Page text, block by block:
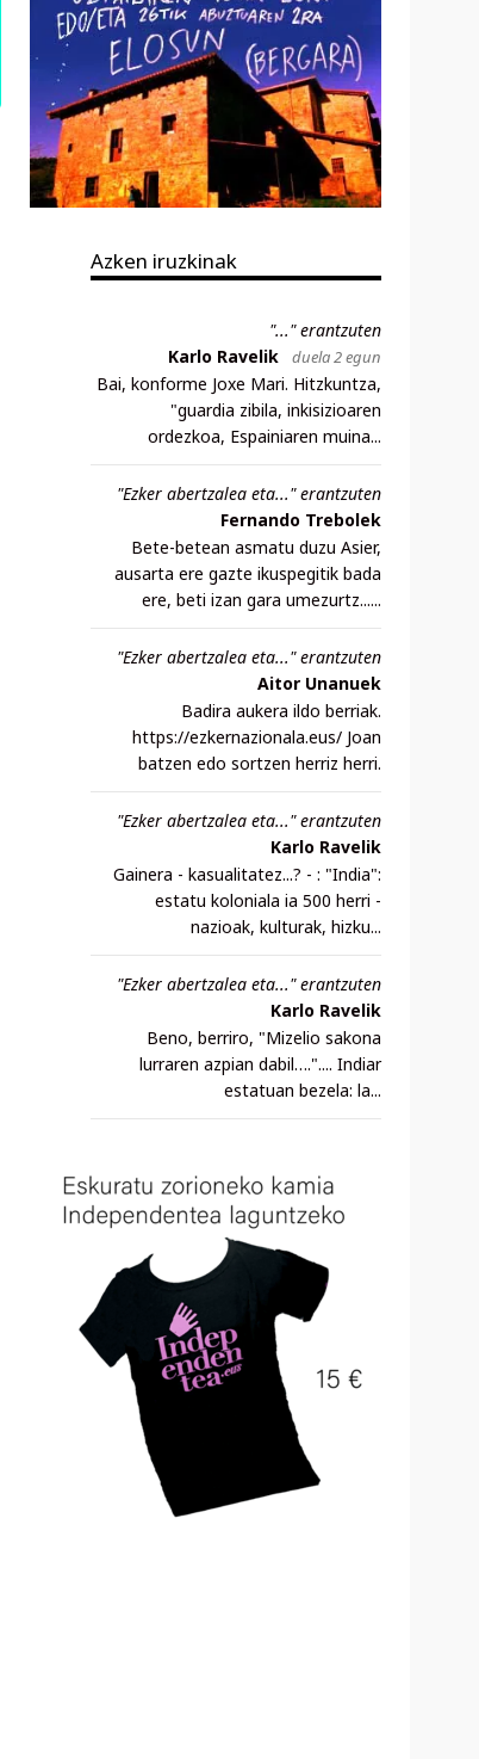
Azken iruzkinak
"..." erantzuten
Karlo Ravelik
duela 2 egun
Bai, konforme Joxe Mari. Hitzkuntza,
"guardia zibila, inkisizioaren
ordezkoa, Espainiaren muina...
"Ezker abertzalea eta..." erantzuten
Fernando Trebolek
Bete-betean asmatu duzu Asier,
ausarta ere gazte ikuspegitik bada
ere, beti izan gara umezurtz......
"Ezker abertzalea eta..." erantzuten
Aitor Unanuek
Badira aukera ildo berriak.
https://ezkernazionala.eus/ Joan
batzen edo sortzen herriz herri.
"Ezker abertzalea eta..." erantzuten
Karlo Ravelik
Gainera - kasualitatez...? - : "India":
estatu koloniala ia 500 herri -
nazioak, kulturak, hizku...
"Ezker abertzalea eta..." erantzuten
Karlo Ravelik
Beno, berriro, "Mizelio sakona
lurraren azpian dabil….".... Indiar
estatuan bezela: la...